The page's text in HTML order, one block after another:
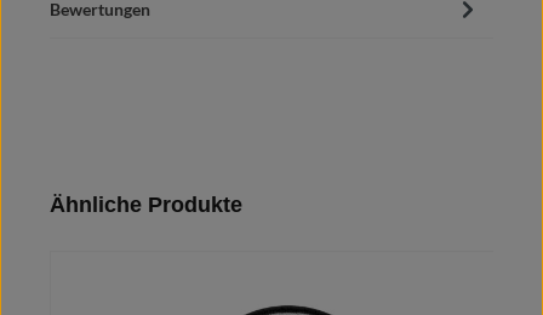
Bewertungen
Produktgalerie überspringen
Ähnliche Produkte